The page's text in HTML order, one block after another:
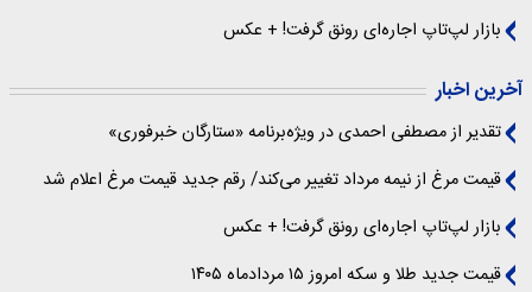
بازار لپ‌تاپ اجاره‌ای رونق گرفت! + عکس
آخرین اخبار
تقدیر از مصطفی احمدی در ویژه‌برنامه «ستارگان خبرفوری»
قیمت مرغ از نیمه مرداد تغییر می‌کند/ رقم جدید قیمت مرغ اعلام شد
بازار لپ‌تاپ اجاره‌ای رونق گرفت! + عکس
قیمت جدید طلا و سکه امروز ۱۵ مردادماه ۱۴۰۵